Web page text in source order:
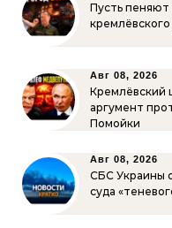
Пусть пеняют
Авг 08, 2026
Кремлёвский
аргумент
Помойки
Авг 08, 2026
СБС Украины
суда